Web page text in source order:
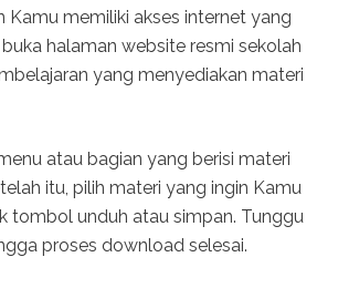
Kamu memiliki akses internet yang
halaman website resmi sekolah
yang menyediakan materi
atau bagian yang berisi materi
itu, pilih materi yang ingin Kamu
tombol unduh atau simpan. Tunggu
proses download selesai.